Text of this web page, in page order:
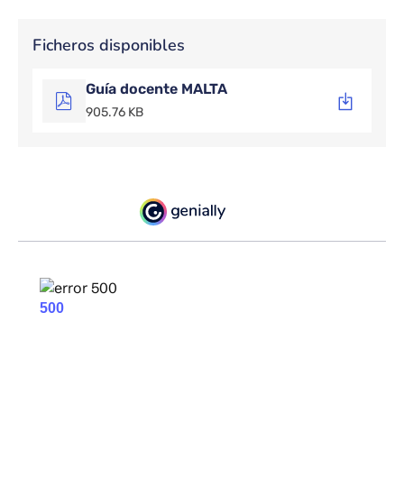
Ficheros disponibles
Guía docente MALTA
905.76 KB